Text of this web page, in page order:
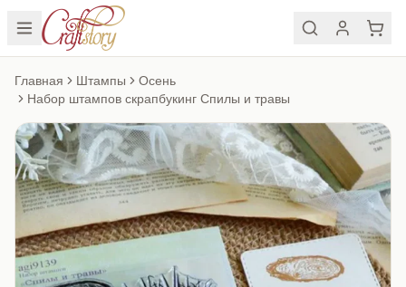
Главная Штампы
Осень
Набор штампов скрапбукинг Спилы и травы